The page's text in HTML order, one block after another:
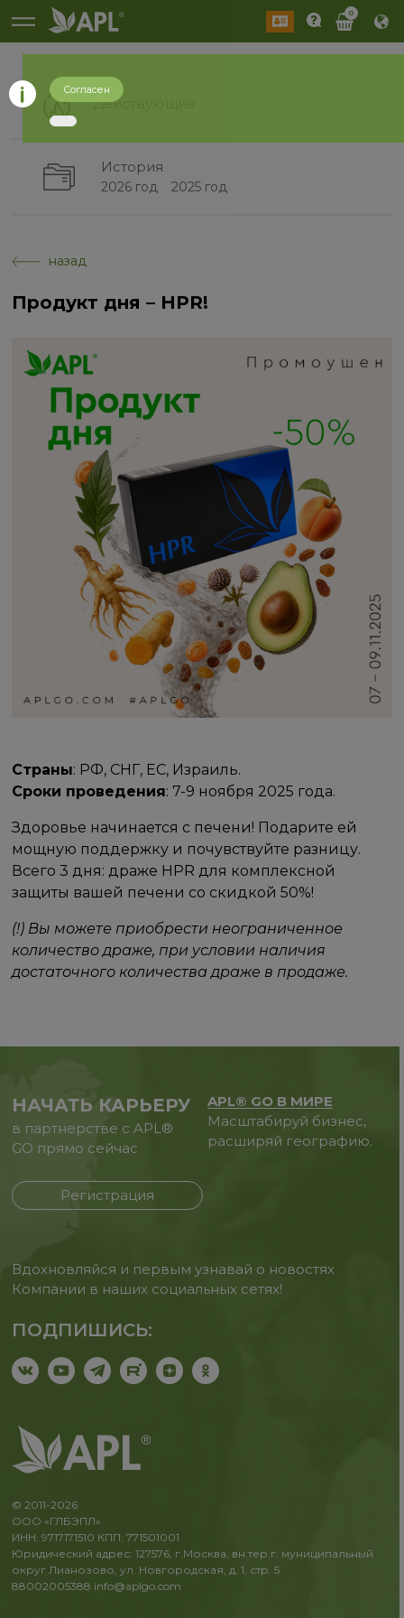
0
Действующие
История
2026 год 2025 год
назад
Продукт дня – HPR!
Страны: РФ, СНГ, ЕС, Израиль.
Сроки проведения: 7-9 ноября 2025 года.
Здоровье начинается с печени! Подарите ей
мощную поддержку и почувствуйте разницу.
Всего 3 дня: драже HPR для комплексной
защиты вашей печени со скидкой 50%!
(!) Вы можете приобрести неограниченное
количество драже, при условии наличия
достаточного количества драже в продаже.
НАЧАТЬ КАРЬЕРУ
в партнерстве с APL®
GO прямо сейчас
Регистрация
APL® GO В МИРЕ
Масштабируй бизнес,
расширяй географию.
Вдохновляйся и первым узнавай о новостях
Компании в наших социальных сетях!
ПОДПИШИСЬ:
© 2011-2026
ООО «ГЛБЭПЛ»
ИНН: 9717171510 КПП: 771501001
Юридический адрес: 127576, г.Москва, вн.тер.г. муниципальный
округ Лианозово, ул. Новгородская, д. 1, стр. 5
88002005388 info@aplgo.com
Согласен